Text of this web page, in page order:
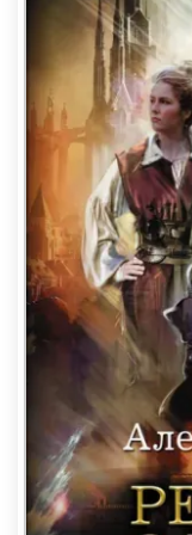
открылась и
заменил миску.
на удава, даже
так что мне до
это я бедолагу
его
страньше и
Ближе к вечеру,
панику, а голод
и обоняние,
медленно и
вельможа, лет
де Вега .
вышивкой
сквозь которые
широкий